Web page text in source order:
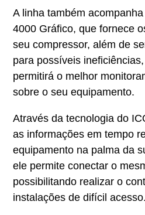
A linha também
4000 Gráfico, que fornece
seu compressor, além de
para possíveis
permitirá o melhor
sobre o seu equipamento.
Através da tecnologia do
as informações em tempo
equipamento na palma da
ele permite conectar o
possibilitando realizar o
instalações de difícil acesso.